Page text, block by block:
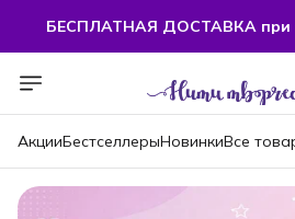
БЕСПЛАТНАЯ ДОСТАВКА при
БЕСПЛАТНАЯ ДОСТАВКА при
АкцииБестселлерыНовинкиВсе